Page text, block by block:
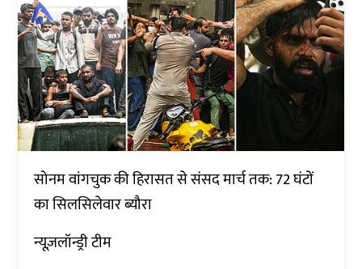
सोनम वांगचुक की हिरासत से संसद मार्च तक: 72 घंटों
का सिलसिलेवार ब्यौरा
न्यूज़लॉन्ड्री टीम